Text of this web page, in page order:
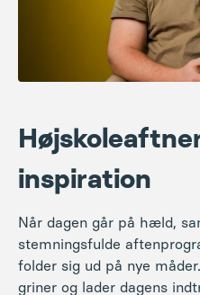
inspiration
Når dagen går på hæld,
stemningsfulde
folder sig ud på nye
griner og lader dagens